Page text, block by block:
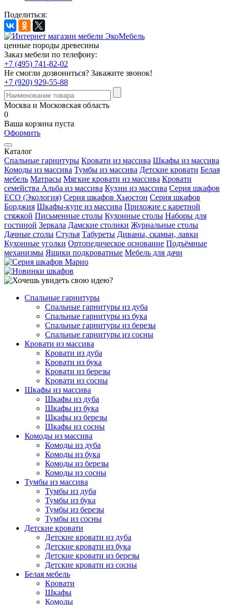
Поделиться:
ценные породы древесины
Заказ мебели по телефону:
+7 (495) 741-82-02
Не смогли дозвониться? Закажите звонок!
+7 (920) 929-55-88
Москва и Московская область
0
Ваша корзина пуста
Оформить
Каталог
Спальные гарнитуры Кровати из массива Шкафы из массива
Комоды из массива Тумбы из массива Детские кровати Белая
мебель Матрасы Мягкие кровати из массива Кровати
семейства Альба из массива Кухни из массива Серия шкафов
ECO (Экология) Серия шкафов Хьюстон Серия шкафов
Борджия Шкафы-купе из массива Прихожие с каретной
стяжкой Письменные столы Кухонные столы Наборы для
гостиной Зеркала Дамские столики Журнальные столы
Дачные столы Стулья Табуреты Диваны, скамьи, лавки
Кухонные уголки Ортопедическое основание Подъёмные
механизмы Ящики подкроватные Мебель для дачи
Спальные гарнитуры
Спальные гарнитуры из дуба
Спальные гарнитуры из бука
Спальные гарнитуры из березы
Спальные гарнитуры из сосны
Кровати из массива
Кровати из дуба
Кровати из бука
Кровати из березы
Кровати из сосны
Шкафы из массива
Шкафы из дуба
Шкафы из бука
Шкафы из березы
Шкафы из сосны
Комоды из массива
Комоды из дуба
Комоды из бука
Комоды из березы
Комоды из сосны
Тумбы из массива
Тумбы из дуба
Тумбы из бука
Тумбы из березы
Тумбы из сосны
Детские кровати
Детские кровати из дуба
Детские кровати из бука
Детские кровати из березы
Детские кровати из сосны
Белая мебель
Кровати
Шкафы
Комоды